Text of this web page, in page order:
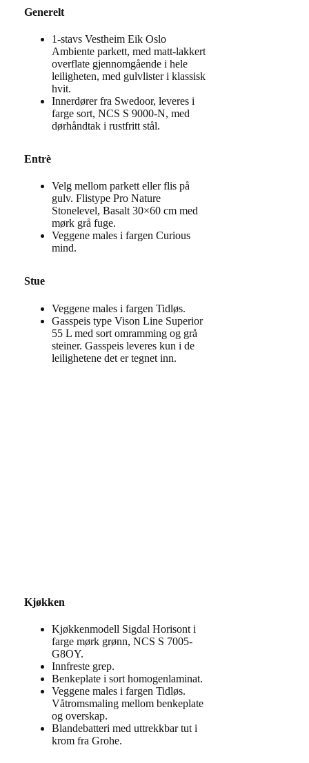
Generelt
1-stavs Vestheim Eik Oslo
Ambiente parkett, med matt-lakkert
overflate gjennomgående i hele
leiligheten, med gulvlister i klassisk
hvit.
Innerdører fra Swedoor, leveres i
farge sort, NCS S 9000-N, med
dørhåndtak i rustfritt stål.
Entrè
Velg mellom parkett eller flis på
gulv. Flistype Pro Nature
Stonelevel, Basalt 30×60 cm med
mørk grå fuge.
Veggene males i fargen Curious
mind.
Stue
Veggene males i fargen Tidløs.
Gasspeis type Vison Line Superior
55 L med sort omramming og grå
steiner. Gasspeis leveres kun i de
leilighetene det er tegnet inn.
Kjøkken
Kjøkkenmodell Sigdal Horisont i
farge mørk grønn, NCS S 7005-
G8OY.
Innfreste grep.
Benkeplate i sort homogenlaminat.
Veggene males i fargen Tidløs.
Våtromsmaling mellom benkeplate
og overskap.
Blandebatteri med uttrekkbar tut i
krom fra Grohe.